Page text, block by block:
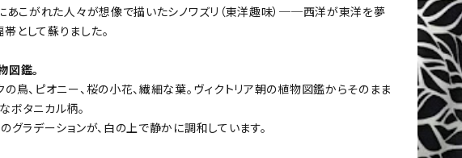
あこがれた人々が想像で描いたシノワズリ（東洋趣味）──西洋が東洋を夢
として蘇りました。
図鑑。
の鳥、ピオニー、桜の小花、繊細な葉。ヴィクトリア朝の植物図鑑からそのまま
ボタニカル柄。
グラデーションが、白の上で静かに調和しています。